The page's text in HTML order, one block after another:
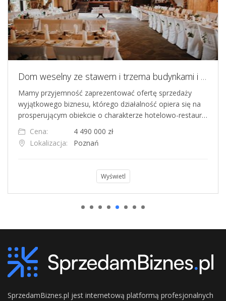
Dom weselny ze stawem i trzema budynkami i altaną
Mamy przyjemność zaprezentować ofertę sprzedaży
wyjątkowego biznesu, którego działalność opiera się na
prosperującym obiekcie o charakterze hotelowo-restaur…
Cena:
4 490 000 zł
Lokalizacja:
Poznań
Wyświetl
SprzedamBiznes.pl jest internetową platformą profesjonalnych